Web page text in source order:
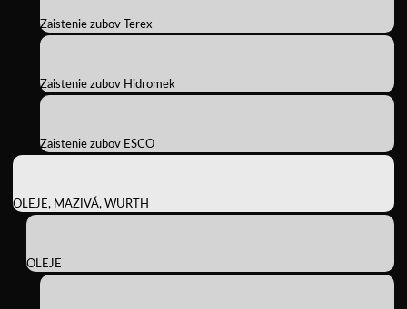
Zaistenie zubov Terex
Zaistenie zubov Hidromek
Zaistenie zubov ESCO
OLEJE, MAZIVÁ, WURTH
OLEJE